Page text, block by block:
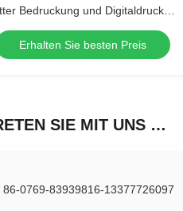
Bedruckung und Digitaldruck
LEDs oder kundenspezifische
Erhalten Sie besten Preis
TRETEN SIE MIT UNS IN VERBINDUNG
86-0769-83939816-13377726097